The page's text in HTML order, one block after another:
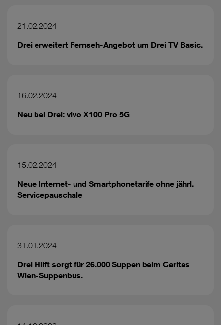
21.02.2024
Drei erweitert Fernseh-Angebot um Drei TV Basic.
16.02.2024
Neu bei Drei: vivo X100 Pro 5G
15.02.2024
Neue Internet- und Smartphonetarife ohne jährl.
Servicepauschale
31.01.2024
Drei Hilft sorgt für 26.000 Suppen beim Caritas
Wien-Suppenbus.